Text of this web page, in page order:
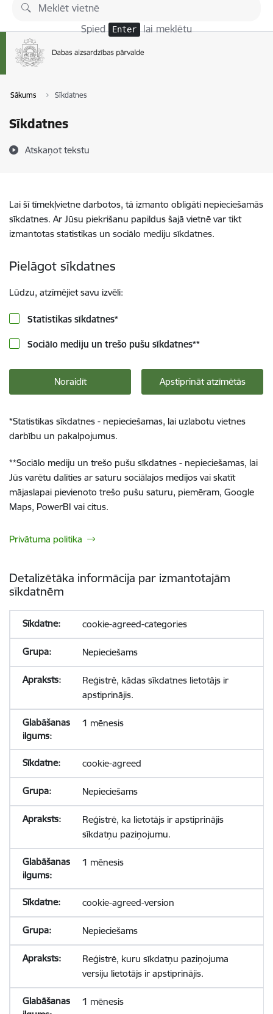
Pāriet uz lapas saturu
Spied Enter lai meklētu
Sākums Sīkdatnes
Sīkdatnes
Atskaņot tekstu
Lai šī tīmekļvietne darbotos, tā izmanto obligāti nepieciešamās
sīkdatnes. Ar Jūsu piekrišanu papildus šajā vietnē var tikt
izmantotas statistikas un sociālo mediju sīkdatnes.
Pielāgot sīkdatnes
Lūdzu, atzīmējiet savu izvēli:
Statistikas sīkdatnes*
Sociālo mediju un trešo pušu sīkdatnes**
Noraidīt Apstiprināt atzīmētās
*Statistikas sīkdatnes - nepieciešamas, lai uzlabotu vietnes
darbību un pakalpojumus.
**Sociālo mediju un trešo pušu sīkdatnes - nepieciešamas, lai
Jūs varētu dalīties ar saturu sociālajos medijos vai skatīt
mājaslapai pievienoto trešo pušu saturu, piemēram, Google
Maps, PowerBI vai citus.
Privātuma politika
Detalizētāka informācija par izmantotajām
sīkdatnēm
cookie-agreed-categories
Nepieciešams
Reģistrē, kādas sīkdatnes lietotājs ir
apstiprinājis.
1 mēnesis
cookie-agreed
Nepieciešams
Reģistrē, ka lietotājs ir apstiprinājis
sīkdatņu paziņojumu.
1 mēnesis
cookie-agreed-version
Nepieciešams
Reģistrē, kuru sīkdatņu paziņojuma
versiju lietotājs ir apstiprinājis.
1 mēnesis